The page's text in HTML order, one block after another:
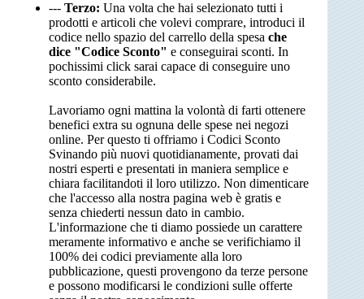
--- Terzo: Una volta che hai selezionato tutti i
prodotti e articoli che volevi comprare, introduci il
codice nello spazio del carrello della spesa che
dice "Codice Sconto" e conseguirai sconti. In
pochissimi click sarai capace di conseguire uno
sconto considerabile.
Lavoriamo ogni mattina la volontà di farti ottenere
benefici extra su ognuna delle spese nei negozi
online. Per questo ti offriamo i Codici Sconto
Svinando più nuovi quotidianamente, provati dai
nostri esperti e presentati in maniera semplice e
chiara facilitandoti il loro utilizzo. Non dimenticare
che l'accesso alla nostra pagina web è gratis e
senza chiederti nessun dato in cambio.
L'informazione che ti diamo possiede un carattere
meramente informativo e anche se verifichiamo il
100% dei codici previamente alla loro
pubblicazione, questi provengono da terze persone
e possono modificarsi le condizioni sulle offerte